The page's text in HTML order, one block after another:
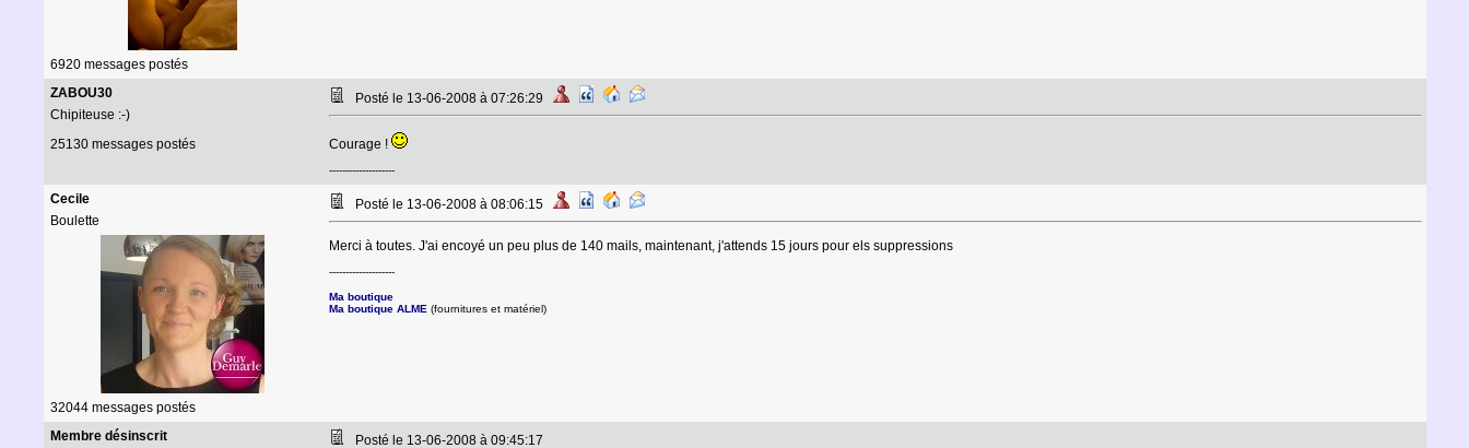
6920 messages postés
ZABOU30
Chipiteuse :-)
25130 messages postés
Posté le 13-06-2008 à 07:26:29
Courage !
--------------------
Cecile
Boulette
32044 messages postés
Posté le 13-06-2008 à 08:06:15
Merci à toutes. J'ai encoyé un peu plus de 140 mails, maintenant, j'attends 15 jours pour els suppressions
--------------------
Ma boutique
Ma boutique ALME (fournitures et matériel)
Membre désinscrit Posté le 13-06-2008 à 09:45:17